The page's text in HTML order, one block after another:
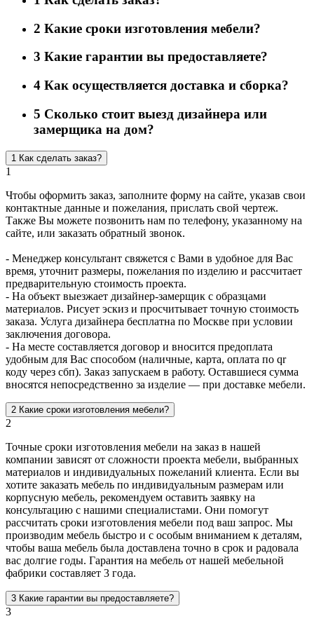
2 Какие сроки изготовления мебели?
3 Какие гарантии вы предоставляете?
4 Как осуществляется доставка и сборка?
5 Сколько стоит выезд дизайнера или
замерщика на дом?
1 Как сделать заказ?
1
Чтобы оформить заказ, заполните форму на сайте, указав свои
контактные данные и пожелания, прислать свой чертеж.
Также Вы можете позвонить нам по телефону, указанному на
сайте, или заказать обратный звонок.
- Менеджер консультант свяжется с Вами в удобное для Вас
время, уточнит размеры, пожелания по изделию и рассчитает
предварительную стоимость проекта.
- На объект выезжает дизайнер-замерщик с образцами
материалов. Рисует эскиз и просчитывает точную стоимость
заказа. Услуга дизайнера бесплатна по Москве при условии
заключения договора.
- На месте составляется договор и вносится предоплата
удобным для Вас способом (наличные, карта, оплата по qr
коду через сбп). Заказ запускаем в работу. Оставшиеся сумма
вносятся непосредственно за изделие — при доставке мебели.
2 Какие сроки изготовления мебели?
2
Точные сроки изготовления мебели на заказ в нашей
компании зависят от сложности проекта мебели, выбранных
материалов и индивидуальных пожеланий клиента. Если вы
хотите заказать мебель по индивидуальным размерам или
корпусную мебель, рекомендуем оставить заявку на
консультацию с нашими специалистами. Они помогут
рассчитать сроки изготовления мебели под ваш запрос. Мы
производим мебель быстро и с особым вниманием к деталям,
чтобы ваша мебель была доставлена точно в срок и радовала
вас долгие годы. Гарантия на мебель от нашей мебельной
фабрики составляет 3 года.
3 Какие гарантии вы предоставляете?
3